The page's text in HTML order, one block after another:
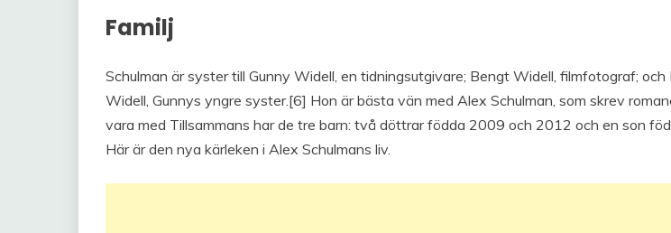
Familj
Schulman är syster till Gunny Widell, en tidningsutgivare; Bengt Widell, filmfotograf; och
Widell, Gunnys yngre syster.[6] Hon är bästa vän med Alex Schulman, som skrev
vara med Tillsammans har de tre barn: två döttrar födda 2009 och 2012 och en son
Här är den nya kärleken i Alex Schulmans liv.